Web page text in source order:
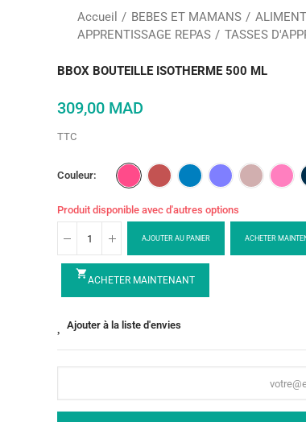
Accueil BEBES ET MAMANS
APPRENTISSAGE REPAS
TASSES
BBOX BOUTEILLE ISOTHERME 500 ML
309,00 MAD
TTC
Couleur
Produit disponible avec d'autres options
AJOUTER AU PANIER ACHETER
shopping_cart
ACHETER MAINTENANT
Ajouter à la liste d'envies